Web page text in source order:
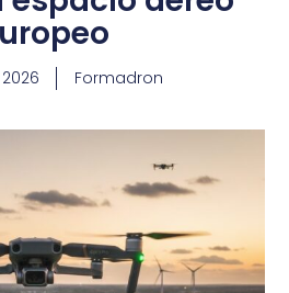
Formadron